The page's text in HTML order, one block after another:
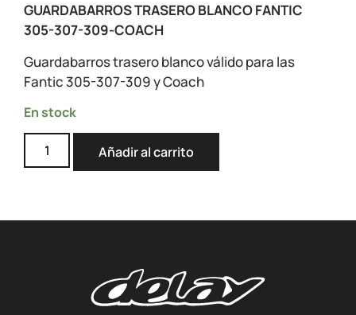
GUARDABARROS TRASERO BLANCO FANTIC
305-307-309-COACH
Guardabarros trasero blanco válido para las
Fantic 305-307-309 y Coach
En stock
Añadir al carrito